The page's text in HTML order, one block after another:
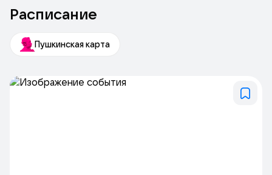
Расписание
Пушкинская карта